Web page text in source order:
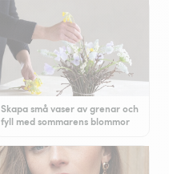
Skapa små vaser av grenar och
fyll med sommarens blommor